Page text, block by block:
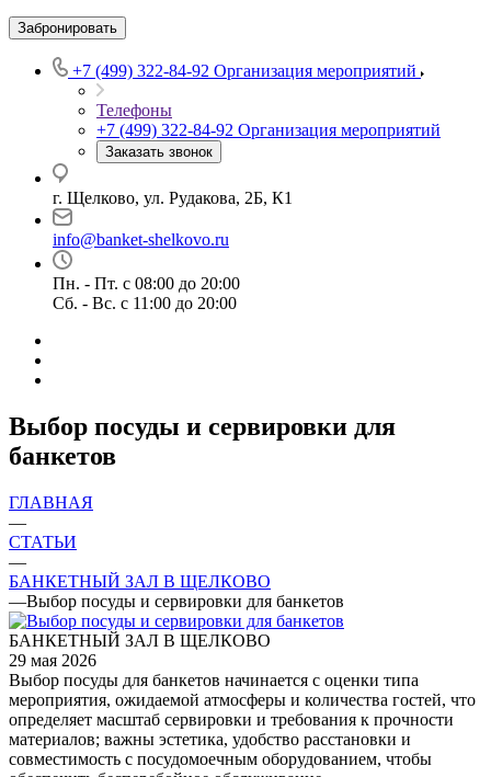
Забронировать
+7 (499) 322-84-92 Организация мероприятий
Телефоны
+7 (499) 322-84-92 Организация мероприятий
Заказать звонок
г. Щелково, ул. Рудакова, 2Б, К1
info@banket-shelkovo.ru
Пн. - Пт. с 08:00 до 20:00
Сб. - Вс. с 11:00 до 20:00
Выбор посуды и сервировки для
банкетов
ГЛАВНАЯ
—
СТАТЬИ
—
БАНКЕТНЫЙ ЗАЛ В ЩЕЛКОВО
—Выбор посуды и сервировки для банкетов
БАНКЕТНЫЙ ЗАЛ В ЩЕЛКОВО
29 мая 2026
Выбор посуды для банкетов начинается с оценки типа
мероприятия, ожидаемой атмосферы и количества гостей, что
определяет масштаб сервировки и требования к прочности
материалов; важны эстетика, удобство расстановки и
совместимость с посудомоечным оборудованием, чтобы